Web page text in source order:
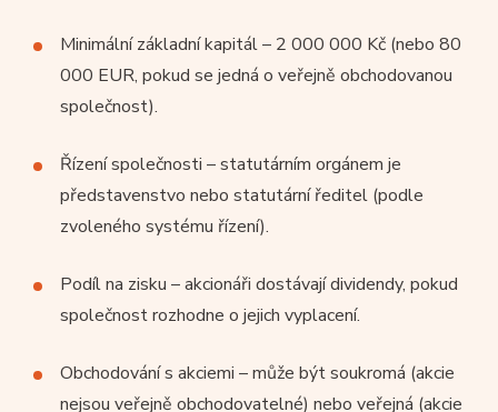
Minimální základní kapitál – 2 000 000 Kč (nebo 80
000 EUR, pokud se jedná o veřejně obchodovanou
společnost).
Řízení společnosti – statutárním orgánem je
představenstvo nebo statutární ředitel (podle
zvoleného systému řízení).
Podíl na zisku – akcionáři dostávají dividendy, pokud
společnost rozhodne o jejich vyplacení.
Obchodování s akciemi – může být soukromá (akcie
nejsou veřejně obchodovatelné) nebo veřejná (akcie